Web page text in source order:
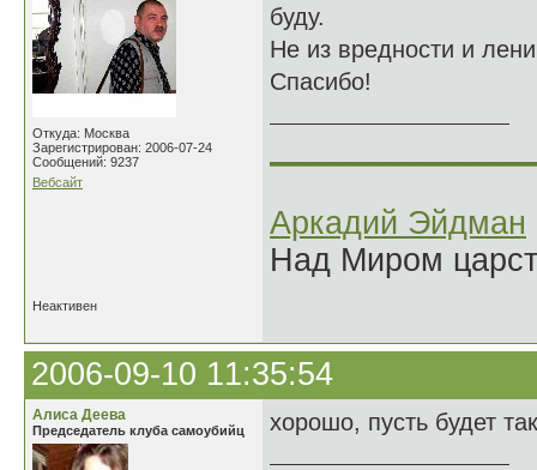
Откуда: Москва
Зарегистрирован: 2006-07-24
Сообщений: 9237
Вебсайт
буду.
Не из вредности и
Спасибо!
Аркадий Эйдман
Над Миром
Неактивен
2006-09-10 11:35:54
Алиса Деева
Председатель клуба самоубийц хорошо, пусть будет так